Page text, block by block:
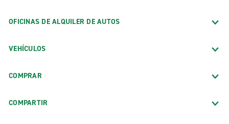
OFICINAS DE ALQUILER DE AUTOS
VEHÍCULOS
COMPRAR
COMPARTIR